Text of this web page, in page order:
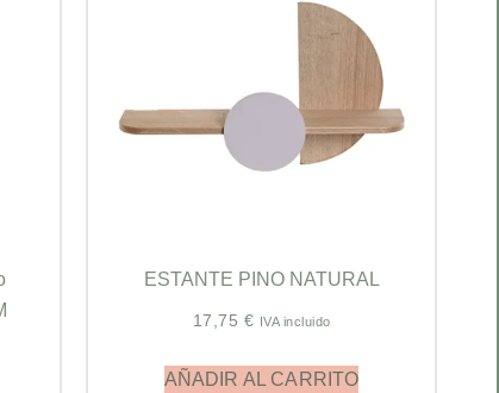
ESTANTE PINO NATURAL
17,75 € IVA incluido
AÑADIR AL CARRITO